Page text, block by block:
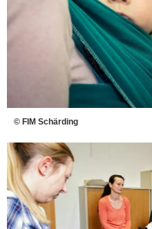
© FIM Schärding